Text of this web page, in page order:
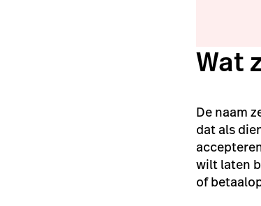
Wat
De naam
dat als
wilt laten
of